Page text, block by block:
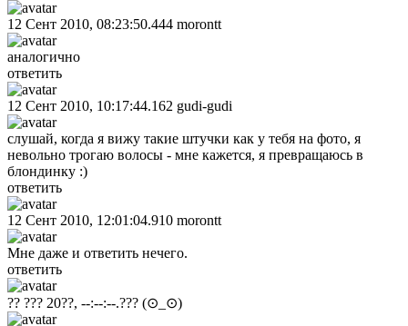
12 Сент 2010, 08:23:50.444 morontt
аналогично
ответить
12 Сент 2010, 10:17:44.162 gudi-gudi
слушай, когда я вижу такие штучки как у тебя на фото, я
невольно трогаю волосы - мне кажется, я превращаюсь в
блондинку :)
ответить
12 Сент 2010, 12:01:04.910 morontt
Мне даже и ответить нечего.
ответить
?? ??? 20??, --:--:--.??? (⊙_⊙)